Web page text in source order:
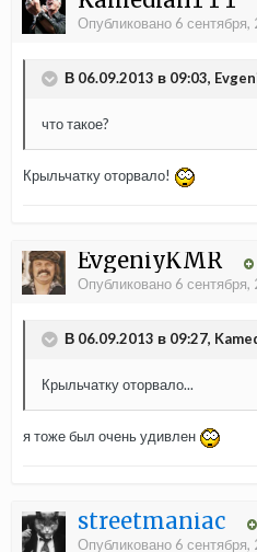
Опубликовано 6 сентября,
В 06.09.2013 в 09:03,
что такое?
Крыльчатку оторвало!
EvgeniyKMR
Опубликовано 6 сентября,
В 06.09.2013 в 09:27,
Крыльчатку оторвало...
я тоже был очень удивлен
streetmaniac
Опубликовано 6 сентября,